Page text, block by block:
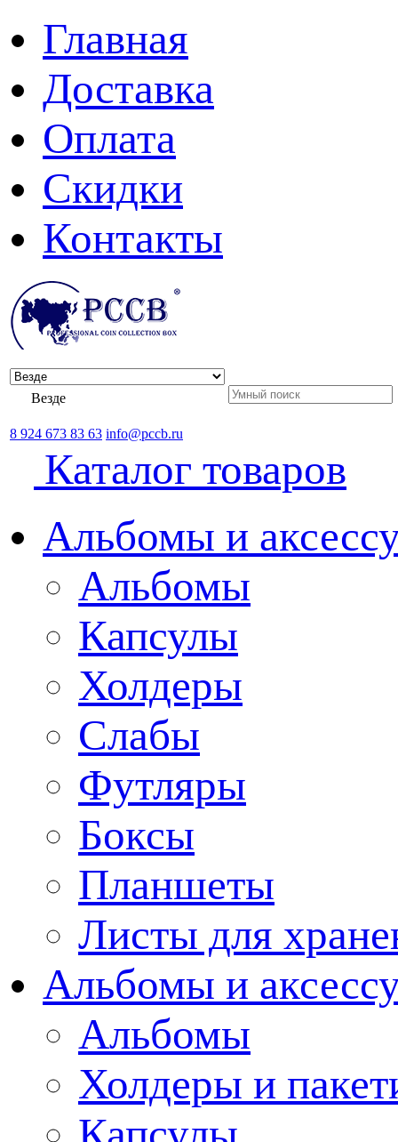
Главная
Доставка
Оплата
Скидки
Контакты
Везде
8 924 673 83 63 info@pccb.ru
Каталог товаров
Альбомы и
Альбомы
Капсулы
Холдеры
Слабы
Футляры
Боксы
Планшеты
Листы для
Альбомы и
Альбомы
Холдеры и